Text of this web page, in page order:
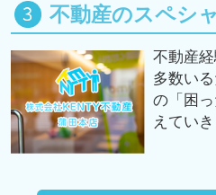
不動産のスペシ
不動産
多数い
の「困
えていき